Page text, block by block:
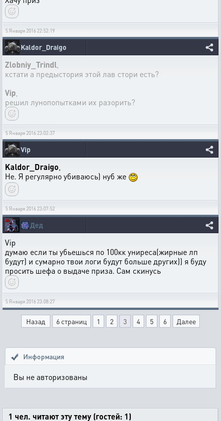
5 Января 2016 22:52:19
Kaldor_Draigo
Zlobniy_Trindl
кстати а предыстория этой лав стори есть?
Vip
решил лунопопытками их разорить?
5 Января 2016 23:02:37
Vip
Kaldor_Draigo
Не. Я регулярно убиваюсь) нуб же
5 Января 2016 23:07:52
🎆Дед
Vip
думаю если ты убьешься по 100кк униреса(жирные лп
будут) и сумарно твои логи будут больше других)) я буду
просить шефа о выдаче приза. Сам скинусь
5 Января 2016 23:08:27
Назад 6 страниц 1 2 3 4 5 6 Далее
Информация
Вы не авторизованы
1 чел. читают эту тему (гостей: 1)